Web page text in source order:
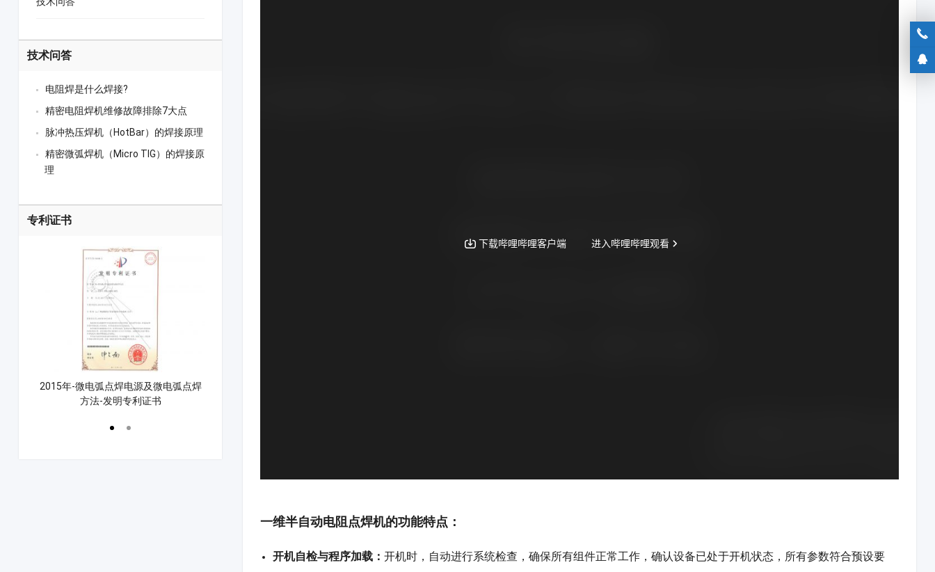
一维半自动电阻点焊机的功能特点：
开机自检与程序加载：开机时，自动进行系统检查，确保所有组件正常工作，确认设备已处于开机状态，所有参数符合预设要
技术问答
电阻焊是什么焊接?
精密电阻焊机维修故障排除7大点
脉冲热压焊机（HotBar）的焊接原理
精密微弧焊机（Micro TIG）的焊接原
理
专利证书
2015年-微电弧点焊电源及微电弧点焊
方法-发明专利证书